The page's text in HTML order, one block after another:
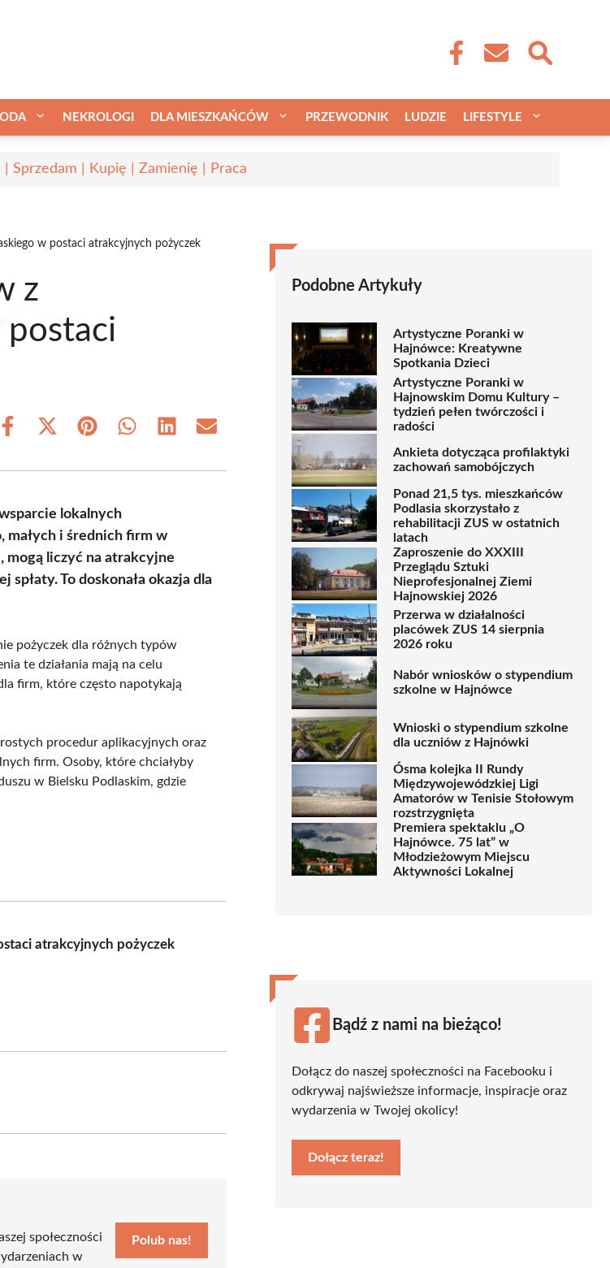
NEKROLOGI DLA MIESZKAŃCÓW PRZEWODNIK LUDZIE LIFESTYLE
| Sprzedam | Kupię | Zamienię | Praca
w postaci atrakcyjnych pożyczek
z
Share
Share
(Twitter)
Share Share Share Share
lokalnych
i średnich firm w
mogą liczyć na atrakcyjne
To doskonała okazja dla
pożyczek dla różnych typów
te działania mają na celu
firm, które często napotykają
procedur aplikacyjnych oraz
firm. Osoby, które chciałyby
w Bielsku Podlaskim, gdzie
atrakcyjnych pożyczek
społeczności
w
Polub nas!
Podobne Artykuły
Artystyczne Poranki w
Hajnówce: Kreatywne
Spotkania Dzieci
Artystyczne Poranki w
Hajnowskim Domu Kultury –
tydzień pełen twórczości i
radości
Ankieta dotycząca profilaktyki
zachowań samobójczych
Ponad 21,5 tys. mieszkańców
Podlasia skorzystało z
rehabilitacji ZUS w ostatnich
latach
Zaproszenie do XXXIII
Przeglądu Sztuki
Nieprofesjonalnej Ziemi
Hajnowskiej 2026
Przerwa w działalności
placówek ZUS 14 sierpnia
2026 roku
Nabór wniosków o stypendium
szkolne w Hajnówce
Wnioski o stypendium szkolne
dla uczniów z Hajnówki
Ósma kolejka II Rundy
Międzywojewódzkiej Ligi
Amatorów w Tenisie Stołowym
rozstrzygnięta
Premiera spektaklu „O
Hajnówce. 75 lat” w
Młodzieżowym Miejscu
Aktywności Lokalnej
Bądź z nami na bieżąco!
Dołącz do naszej społeczności na Facebooku i
odkrywaj najświeższe informacje, inspiracje oraz
wydarzenia w Twojej okolicy!
Dołącz teraz!